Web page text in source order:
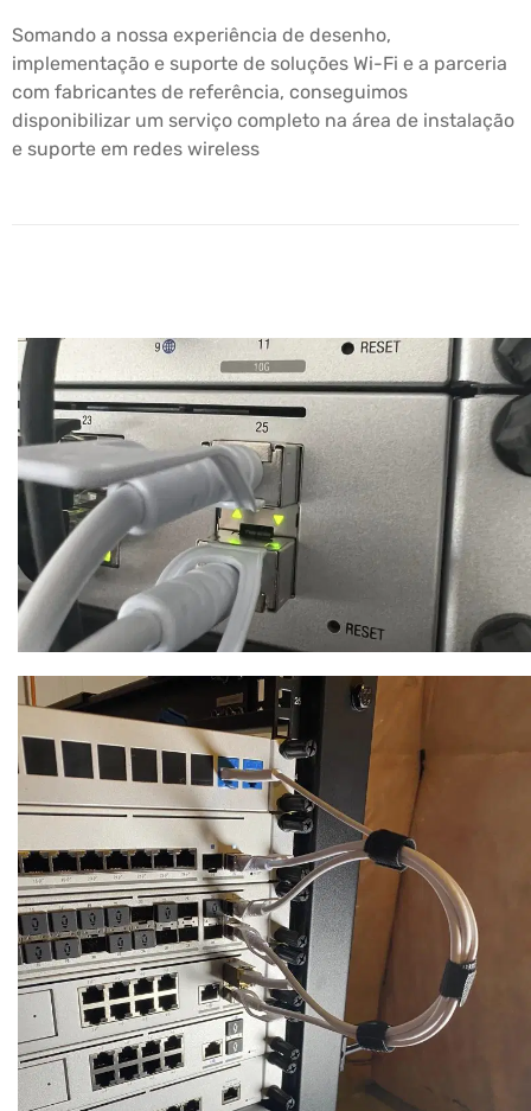
Somando a nossa experiência de desenho,
implementação e suporte de soluções Wi-Fi e a parceria
com fabricantes de referência, conseguimos
disponibilizar um serviço completo na área de instalação
e suporte em redes wireless